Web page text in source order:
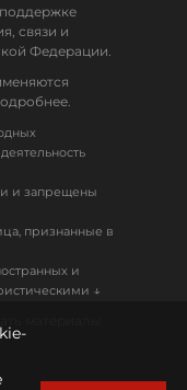
связи и
Федерации.
и запрещены
признанные в
и
↓